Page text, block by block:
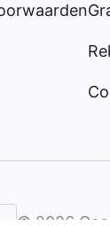
© 2026